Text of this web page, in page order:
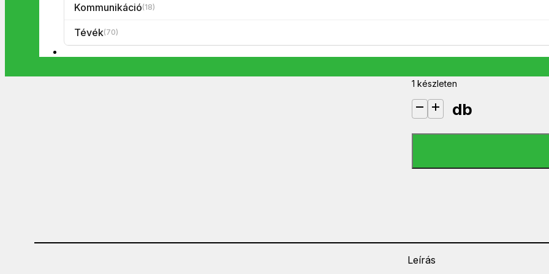
Kommunikáció(18)
Tévék(70)
1 készleten
SDA-212 4G DVB-T2 ANTENNA
db
Leírás